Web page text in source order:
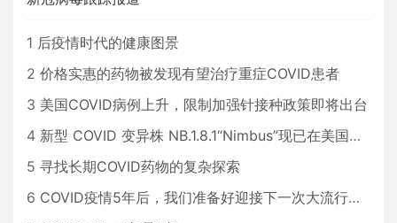
1 后疫情时代的健康图景
2 价格实惠的药物被发现有望治疗重症COVID患者
3 美国COVID病例上升，限制加强针接种政策即将出台
4 新型 COVID 变异株 NB.1.8.1“Nimbus”现已在美国占据主导地位
5 寻找长期COVID药物的复杂探索
6 COVID疫情5年后，我们准备好迎接下一次大流行了吗？